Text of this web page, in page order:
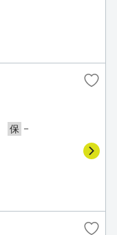
保 －